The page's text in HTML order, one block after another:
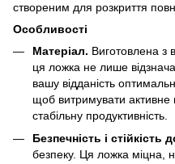
створеним для розкриття
Особливості
Матеріал. Виготовлена з
ця ложка не лише
вашу відданість
щоб витримувати активне
стабільну продуктивність.
Безпечність і стійкість
безпеку. Ця ложка міцна,